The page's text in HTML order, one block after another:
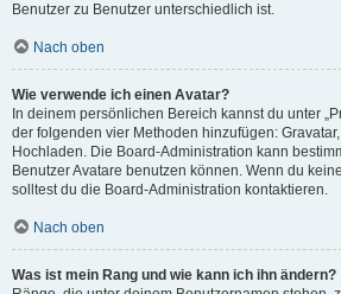
Benutzer zu Benutzer unterschiedlich ist.
Nach oben
Wie verwende ich einen Avatar?
In deinem persönlichen Bereich kannst du unter
der folgenden vier Methoden hinzufügen:
Hochladen. Die Board-Administration kann
Benutzer Avatare benutzen können. Wenn du
solltest du die Board-Administration kontaktieren.
Nach oben
Was ist mein Rang und wie kann ich ihn ändern?